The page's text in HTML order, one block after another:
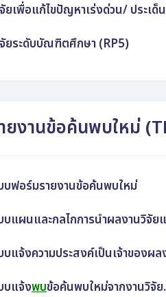
ยเพื่อแก้ไขปัญหาเร่งด่วน/ ประเ
ยระดับบัณฑิตศึกษา (RP5)
งานข้อค้นพบใหม่
บฟอร์มรายงานข้อค้นพบใหม่
แผนและกลไกการนำผลงานวิจัย
แจ้งความประสงค์เป็นเจ้าของผ
บแจ้งพบข้อค้นพบใหม่จากงานวิจั